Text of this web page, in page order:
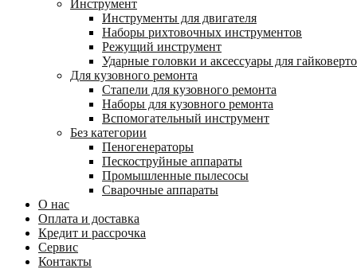
Инструмент
Инструменты для двигателя
Наборы рихтовочных инструментов
Режущий инструмент
Ударные головки и аксессуары для
Для кузовного ремонта
Стапели для кузовного ремонта
Наборы для кузовного ремонта
Вспомогательный инструмент
Без категории
Пеногенераторы
Пескоструйные аппараты
Промышленные пылесосы
Сварочные аппараты
О нас
Оплата и доставка
Кредит и рассрочка
Сервис
Контакты